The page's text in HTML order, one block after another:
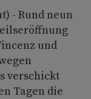
- Rund neun
und
verschickt
Tagen die